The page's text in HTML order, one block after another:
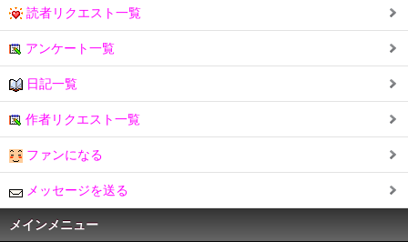
読者リクエスト一覧
アンケート一覧
日記一覧
作者リクエスト一覧
ファンになる
メッセージを送る
メインメニュー